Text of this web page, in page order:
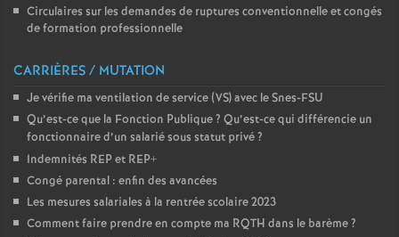
Circulaires sur les demandes de ruptures conventionnelle et congés
de formation professionnelle
CARRIÈRES / MUTATION
Je vérifie ma ventilation de service (VS) avec le Snes-FSU
Qu’est-ce que la Fonction Publique? Qu’est-ce qui différencie un
fonctionnaire d’un salarié sous statut privé?
Indemnités REP et REP+
Congé parental : enfin des avancées
Les mesures salariales à la rentrée scolaire 2023
Comment faire prendre en compte ma RQTH dans le barème?